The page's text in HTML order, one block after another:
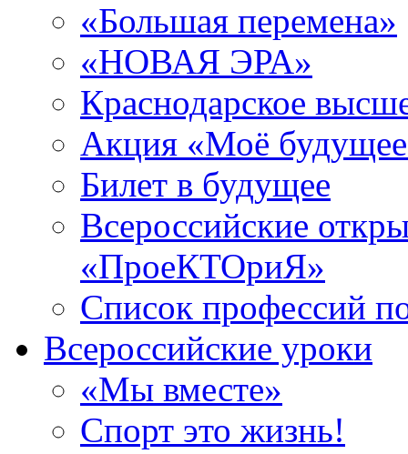
«Большая перемена»
«НОВАЯ ЭРА»
Краснодарское
Акция «Моё
Билет в будущее
Всероссийские
«ПроеКТОриЯ»
Список профессий
Всероссийские уроки
«Мы вместе»
Спорт это жизнь!